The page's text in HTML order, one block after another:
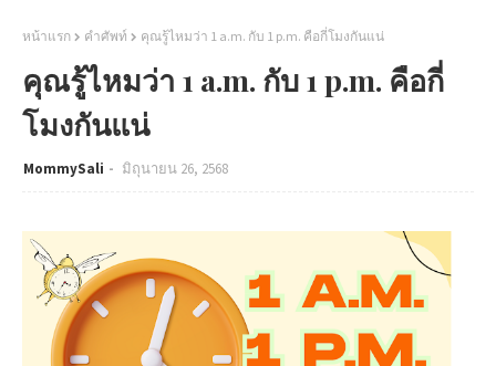
หน้าแรก คำศัพท์ คุณรู้ไหมว่า 1 a.m. กับ 1 p.m. คือกี่โมงกันแน่
คุณรู้ไหมว่า 1 a.m. กับ 1 p.m. คือกี่
โมงกันแน่
MommySali มิถุนายน 26, 2568